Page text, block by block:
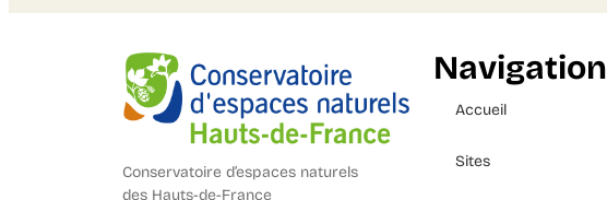
Conservatoire d’espaces naturels
des Hauts-de-France
Navigation
Accueil
Sites